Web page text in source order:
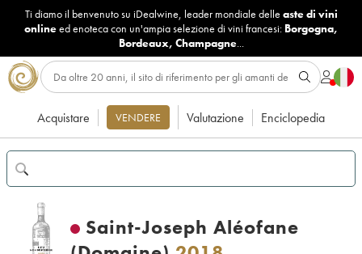
Ti diamo il benvenuto su iDealwine, leader mondiale delle aste di vini
onlineed enoteca con un'ampia selezione di vini francesi: Borgogna,
Bordeaux, Champagne...
Acquistare VENDERE Valutazione Enciclopedia
Saint-Joseph Aléofane